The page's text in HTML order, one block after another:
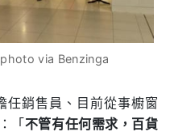
via Benzinga
任銷售員、目前從事櫥窗
「不管有任何需求，百貨